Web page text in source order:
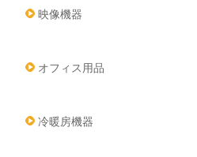
映像機器
オフィス用品
冷暖房機器